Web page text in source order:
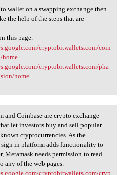
wallet on a swapping exchange then
the help of the steps that are
this page.
cryptobitwallets.com/coin
home
cryptobitwallets.com/pha
home
and Coinbase are
and Coinbase are crypto exchange
let investors buy and sell popular
cryptocurrencies. As the
sign in platform adds functionality to
Metamask needs permission to read
any of the web pages.
cryptobitwallets.com/cryp